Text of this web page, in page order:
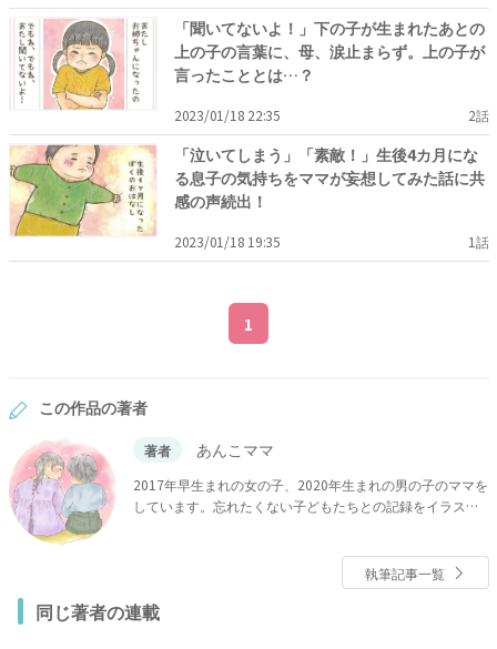
「聞いてないよ！」下の子が生まれたあとの
上の子の言葉に、母、涙止まらず。上の子が
言ったこととは…？
2023/01/18 22:35 2話
「泣いてしまう」「素敵！」生後4カ月にな
る息子の気持ちをママが妄想してみた話に共
感の声続出！
2023/01/18 19:35 1話
1
この作品の著者
著者 あんこママ
2017年早生まれの女の子、2020年生まれの男の子のママを
しています。忘れたくない子どもたちとの記録をイラスト
執筆記事一覧
同じ著者の連載